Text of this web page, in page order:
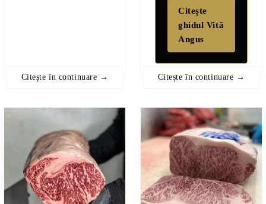
Citește în continuare →
Citește
ghidul Vită
Angus
Citește în continuare →